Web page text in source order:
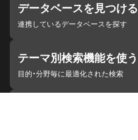
データベースを見つける
連携しているデータベースを探す
テーマ別検索機能を使う
目的・分野毎に最適化された検索